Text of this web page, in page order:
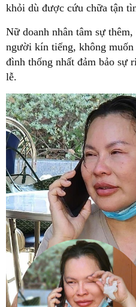
khỏi dù được cứu chữa tận
Nữ doanh nhân tâm sự
người kín tiếng, không
đình thống nhất đảm bảo sự
lễ.